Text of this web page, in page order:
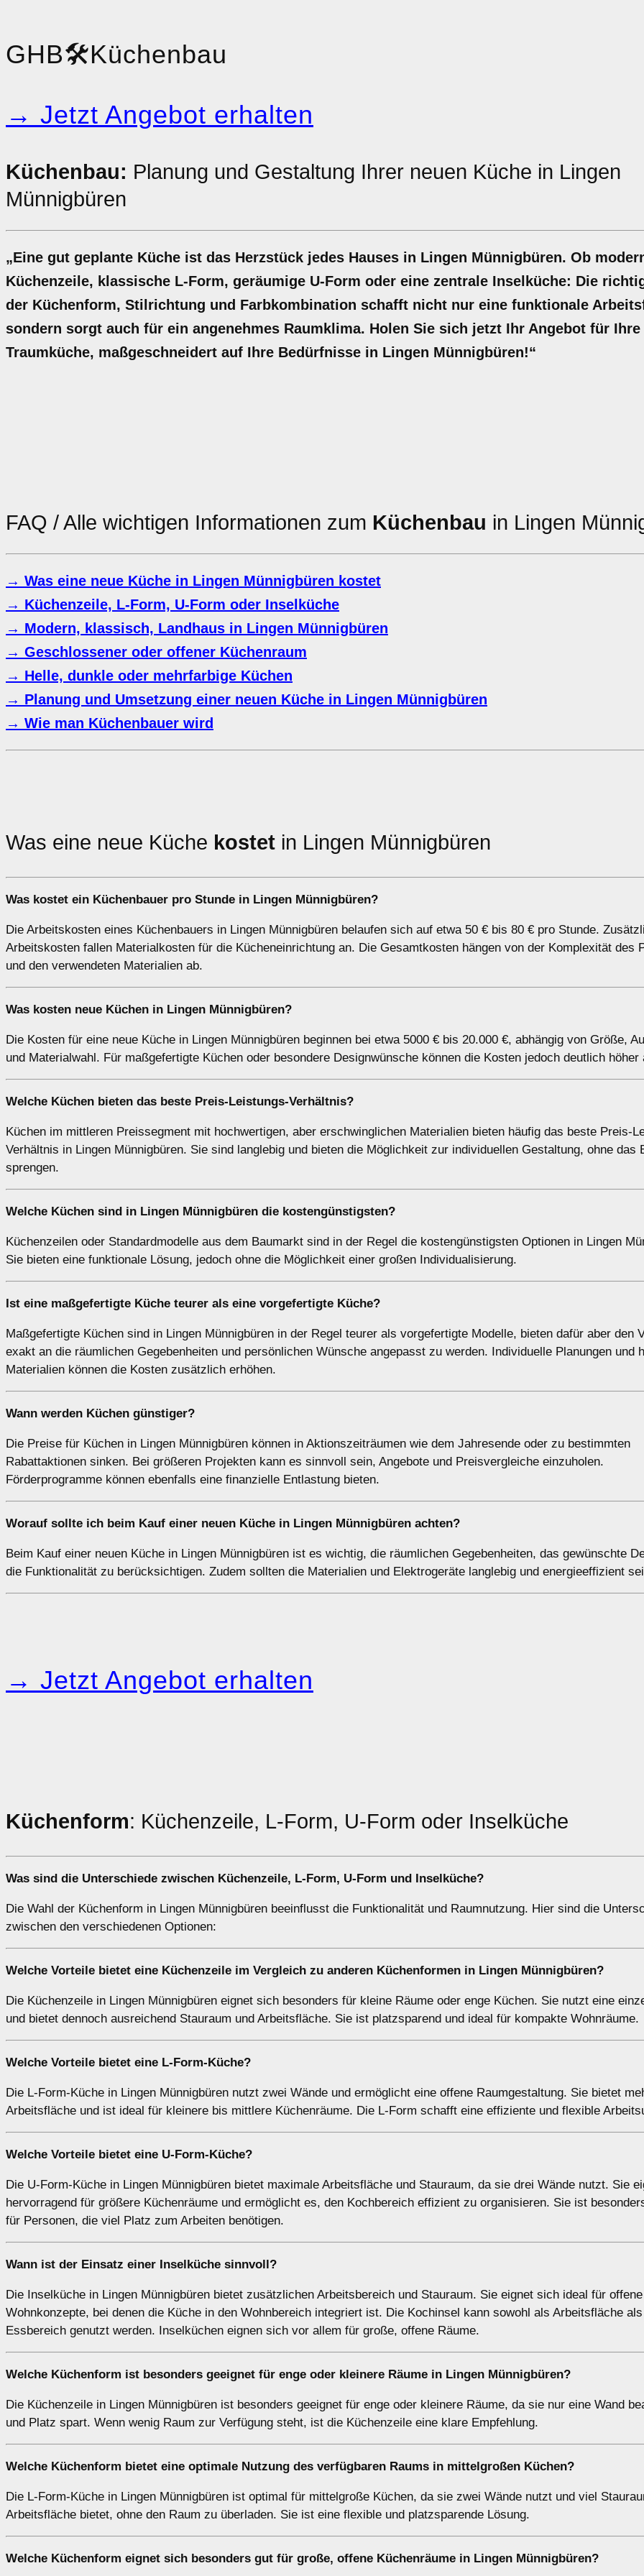
GHB🛠️Küchenbau
→ Jetzt Angebot erhalten
Küchenbau: Planung und Gestaltung Ihrer neuen Küche in Lingen
Münnigbüren
„Eine gut geplante Küche ist das Herzstück jedes Hauses in Lingen Münnigbüren. Ob
Küchenzeile, klassische L-Form, geräumige U-Form oder eine zentrale Inselküche: Die
der Küchenform, Stilrichtung und Farbkombination schafft nicht nur eine funktionale
sondern sorgt auch für ein angenehmes Raumklima. Holen Sie sich jetzt Ihr Angebot für Ihre
Traumküche, maßgeschneidert auf Ihre Bedürfnisse in Lingen Münnigbüren!“
FAQ / Alle wichtigen Informationen zum Küchenbau in Lingen
→ Was eine neue Küche in Lingen Münnigbüren kostet
→ Küchenzeile, L-Form, U-Form oder Inselküche
→ Modern, klassisch, Landhaus in Lingen Münnigbüren
→ Geschlossener oder offener Küchenraum
→ Helle, dunkle oder mehrfarbige Küchen
→ Planung und Umsetzung einer neuen Küche in Lingen Münnigbüren
→ Wie man Küchenbauer wird
Was eine neue Küche kostet in Lingen Münnigbüren
Was kostet ein Küchenbauer pro Stunde in Lingen Münnigbüren?
Die Arbeitskosten eines Küchenbauers in Lingen Münnigbüren belaufen sich auf etwa 50 € bis 80 € pro Stunde.
Arbeitskosten fallen Materialkosten für die Kücheneinrichtung an. Die Gesamtkosten hängen von der Komplexität des
und den verwendeten Materialien ab.
Was kosten neue Küchen in Lingen Münnigbüren?
Die Kosten für eine neue Küche in Lingen Münnigbüren beginnen bei etwa 5000 € bis 20.000 €, abhängig von Größe,
und Materialwahl. Für maßgefertigte Küchen oder besondere Designwünsche können die Kosten jedoch deutlich höher
Welche Küchen bieten das beste Preis-Leistungs-Verhältnis?
Küchen im mittleren Preissegment mit hochwertigen, aber erschwinglichen Materialien bieten häufig das beste Preis-
Verhältnis in Lingen Münnigbüren. Sie sind langlebig und bieten die Möglichkeit zur individuellen Gestaltung, ohne das
sprengen.
Welche Küchen sind in Lingen Münnigbüren die kostengünstigsten?
Küchenzeilen oder Standardmodelle aus dem Baumarkt sind in der Regel die kostengünstigsten Optionen in Lingen
Sie bieten eine funktionale Lösung, jedoch ohne die Möglichkeit einer großen Individualisierung.
Ist eine maßgefertigte Küche teurer als eine vorgefertigte Küche?
Maßgefertigte Küchen sind in Lingen Münnigbüren in der Regel teurer als vorgefertigte Modelle, bieten dafür aber den
exakt an die räumlichen Gegebenheiten und persönlichen Wünsche angepasst zu werden. Individuelle Planungen und
Materialien können die Kosten zusätzlich erhöhen.
Wann werden Küchen günstiger?
Die Preise für Küchen in Lingen Münnigbüren können in Aktionszeiträumen wie dem Jahresende oder zu bestimmten
Rabattaktionen sinken. Bei größeren Projekten kann es sinnvoll sein, Angebote und Preisvergleiche einzuholen.
Förderprogramme können ebenfalls eine finanzielle Entlastung bieten.
Worauf sollte ich beim Kauf einer neuen Küche in Lingen Münnigbüren achten?
Beim Kauf einer neuen Küche in Lingen Münnigbüren ist es wichtig, die räumlichen Gegebenheiten, das gewünschte
die Funktionalität zu berücksichtigen. Zudem sollten die Materialien und Elektrogeräte langlebig und energieeffizient
→ Jetzt Angebot erhalten
Küchenform: Küchenzeile, L-Form, U-Form oder Inselküche
Was sind die Unterschiede zwischen Küchenzeile, L-Form, U-Form und Inselküche?
Die Wahl der Küchenform in Lingen Münnigbüren beeinflusst die Funktionalität und Raumnutzung. Hier sind die
zwischen den verschiedenen Optionen:
Welche Vorteile bietet eine Küchenzeile im Vergleich zu anderen Küchenformen in Lingen Münnigbüren?
Die Küchenzeile in Lingen Münnigbüren eignet sich besonders für kleine Räume oder enge Küchen. Sie nutzt eine
und bietet dennoch ausreichend Stauraum und Arbeitsfläche. Sie ist platzsparend und ideal für kompakte Wohnräume.
Welche Vorteile bietet eine L-Form-Küche?
Die L-Form-Küche in Lingen Münnigbüren nutzt zwei Wände und ermöglicht eine offene Raumgestaltung. Sie bietet
Arbeitsfläche und ist ideal für kleinere bis mittlere Küchenräume. Die L-Form schafft eine effiziente und flexible
Welche Vorteile bietet eine U-Form-Küche?
Die U-Form-Küche in Lingen Münnigbüren bietet maximale Arbeitsfläche und Stauraum, da sie drei Wände nutzt. Sie
hervorragend für größere Küchenräume und ermöglicht es, den Kochbereich effizient zu organisieren. Sie ist
für Personen, die viel Platz zum Arbeiten benötigen.
Wann ist der Einsatz einer Inselküche sinnvoll?
Die Inselküche in Lingen Münnigbüren bietet zusätzlichen Arbeitsbereich und Stauraum. Sie eignet sich ideal für offene
Wohnkonzepte, bei denen die Küche in den Wohnbereich integriert ist. Die Kochinsel kann sowohl als Arbeitsfläche
Essbereich genutzt werden. Inselküchen eignen sich vor allem für große, offene Räume.
Welche Küchenform ist besonders geeignet für enge oder kleinere Räume in Lingen Münnigbüren?
Die Küchenzeile in Lingen Münnigbüren ist besonders geeignet für enge oder kleinere Räume, da sie nur eine Wand
und Platz spart. Wenn wenig Raum zur Verfügung steht, ist die Küchenzeile eine klare Empfehlung.
Welche Küchenform bietet eine optimale Nutzung des verfügbaren Raums in mittelgroßen Küchen?
Die L-Form-Küche in Lingen Münnigbüren ist optimal für mittelgroße Küchen, da sie zwei Wände nutzt und viel
Arbeitsfläche bietet, ohne den Raum zu überladen. Sie ist eine flexible und platzsparende Lösung.
Welche Küchenform eignet sich besonders gut für große, offene Küchenräume in Lingen Münnigbüren?